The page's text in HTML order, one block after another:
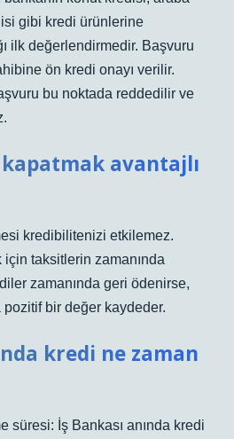
gibi kredi ürünlerine
ilk değerlendirmedir. Başvuru
ön kredi onayı verilir.
bu noktada reddedilir ve
avantajlı
kredibilitenizi etkilemez.
için taksitlerin zamanında
zamanında geri ödenirse,
pozitif bir değer kaydeder.
kredi ne zaman
süresi: İş Bankası anında kredi